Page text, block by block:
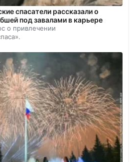
спасатели рассказали о
под завалами в карьере
о привлечении